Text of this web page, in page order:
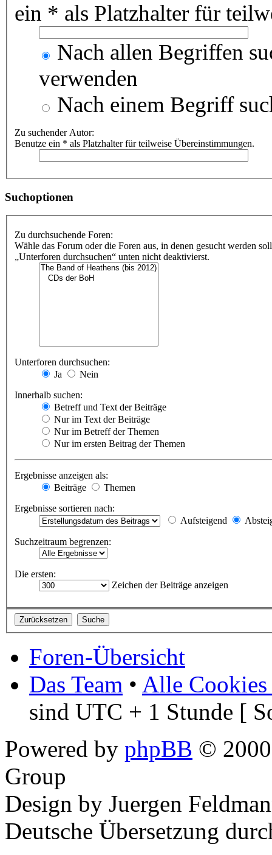
ein * als Platzhalter für
Nach allen Begriffen
verwenden
Nach einem Begriff
Zu suchender Autor:
Benutze ein * als Platzhalter für teilweise Übereinstimmungen.
Suchoptionen
Zu durchsuchende Foren:
Wähle das Forum oder die Foren aus, in denen gesucht werden
„Unterforen durchsuchen“ unten nicht deaktivierst.
Unterforen durchsuchen:
Ja
Nein
Innerhalb suchen:
Betreff und Text der Beiträge
Nur im Text der Beiträge
Nur im Betreff der Themen
Nur im ersten Beitrag der Themen
Ergebnisse anzeigen als:
Beiträge
Themen
Ergebnisse sortieren nach:
Aufsteigend
Suchzeitraum begrenzen:
Die ersten:
Zeichen der Beiträge anzeigen
Foren-Übersicht
Das Team • Alle Cookies
sind UTC + 1 Stunde [
Powered by phpBB ©
Group
Design by Juergen
Deutsche Übersetzung